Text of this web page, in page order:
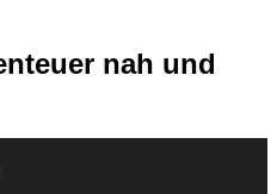
nah und